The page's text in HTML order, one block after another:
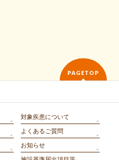
PAGETOP
対象疾患について
よくあるご質問
お知らせ